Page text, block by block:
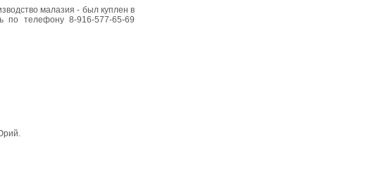
малазия - был куплен в
по телефону 8-916-577-65-69